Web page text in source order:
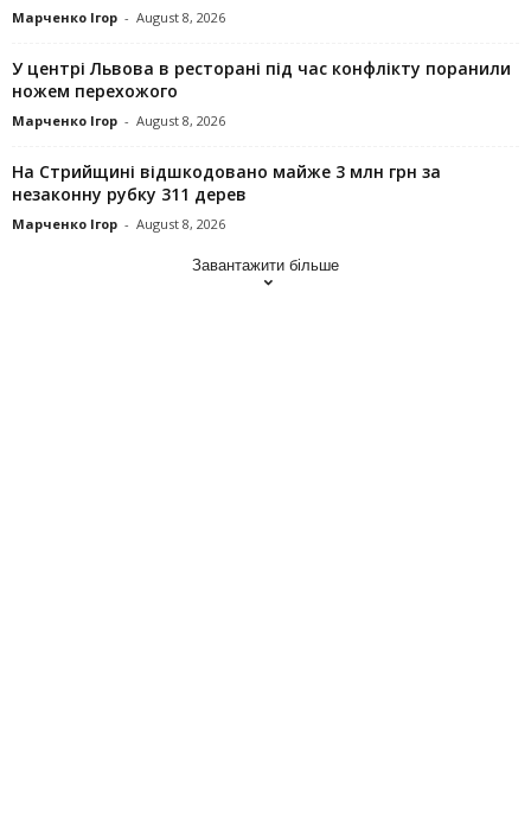
Марченко Ігор - August 8, 2026
У центрі Львова в ресторані під час конфлікту поранили
ножем перехожого
Марченко Ігор - August 8, 2026
На Стрийщині відшкодовано майже 3 млн грн за
незаконну рубку 311 дерев
Марченко Ігор - August 8, 2026
Завантажити більше